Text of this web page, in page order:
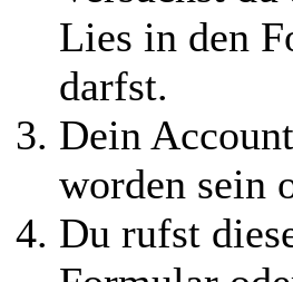
Lies in den
darfst.
Dein
worden sein
Du rufst